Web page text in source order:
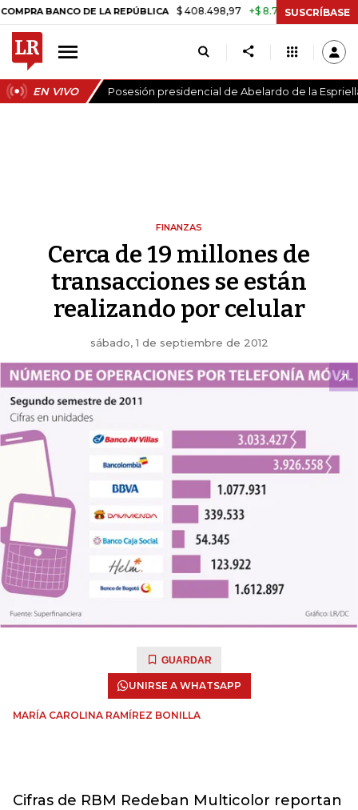
BANCO DE LA REPÚBLICA $ 408.498,97 +$ 8.753,81 +2,19% TASA
SUSCRÍBASE
EN VIVO Posesión presidencial de Abelardo de la
FINANZAS
Cerca de 19 millones de
transacciones se están
realizando por celular
sábado, 1 de septiembre de 2012
GUARDAR
UNIRSE A WHATSAPP
MARÍA CAROLINA RAMÍREZ BONILLA
Cifras de RBM Redeban Multicolor reportan